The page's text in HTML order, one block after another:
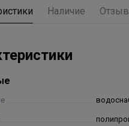
Наличие